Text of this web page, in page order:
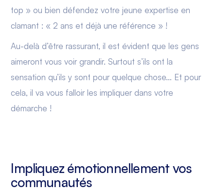
top » ou bien défendez votre jeune expertise en
clamant : « 2 ans et déjà une référence » !
Au-delà d’être rassurant, il est évident que les gens
aimeront vous voir grandir. Surtout s’ils ont la
sensation qu’ils y sont pour quelque chose… Et pour
cela, il va vous falloir les impliquer dans votre
démarche !
Impliquez émotionnellement vos
communautés